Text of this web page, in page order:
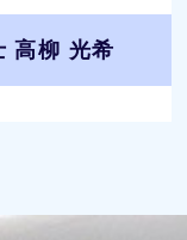
高柳 光希